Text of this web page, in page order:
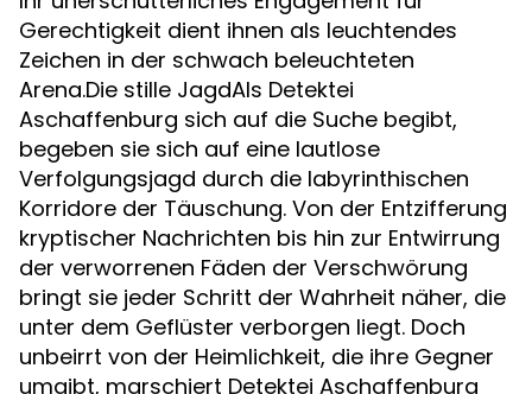
Gerechtigkeit dient ihnen als leuchtendes
Zeichen in der schwach beleuchteten
Arena.Die stille JagdAls Detektei
Aschaffenburg sich auf die Suche begibt,
begeben sie sich auf eine lautlose
Verfolgungsjagd durch die labyrinthischen
Korridore der Täuschung. Von der Entzifferung
kryptischer Nachrichten bis hin zur Entwirrung
der verworrenen Fäden der Verschwörung
bringt sie jeder Schritt der Wahrheit näher, die
unter dem Geflüster verborgen liegt. Doch
unbeirrt von der Heimlichkeit, die ihre Gegner
umgibt, marschiert Detektei Aschaffenburg